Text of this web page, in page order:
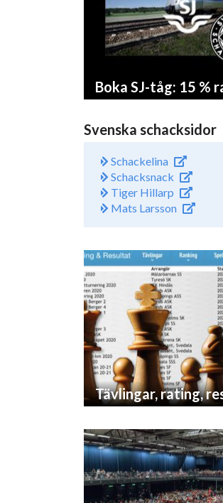
Boka SJ-tåg: 15 %
Svenska schacksidor
Schackelina
Schacksnack
Tiger Hillarp
Mats Larsson
Tävlingar, rating,